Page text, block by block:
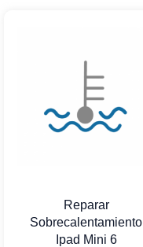
Reparar
Sobrecalentamiento
Ipad Mini 6